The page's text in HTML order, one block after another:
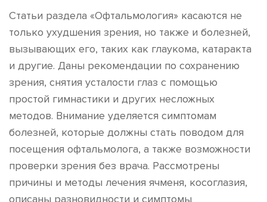
Статьи раздела «Офтальмология» касаются не
только ухудшения зрения, но также и болезней,
вызывающих его, таких как глаукома, катаракта
и другие. Даны рекомендации по сохранению
зрения, снятия усталости глаз с помощью
простой гимнастики и других несложных
методов. Внимание уделяется симптомам
болезней, которые должны стать поводом для
посещения офтальмолога, а также возможности
проверки зрения без врача. Рассмотрены
причины и методы лечения ячменя, косоглазия,
описаны разновидности и симптомы